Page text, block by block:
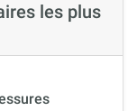
les plus